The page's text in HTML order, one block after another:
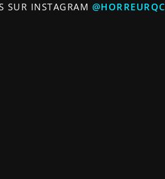
SUR INSTAGRAM @HORREURQC